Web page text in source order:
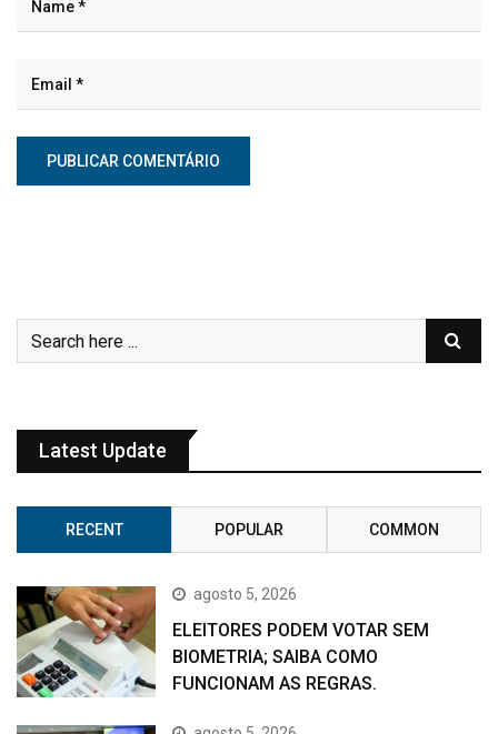
Latest Update
RECENT POPULAR COMMON
agosto 5, 2026
ELEITORES PODEM VOTAR SEM
BIOMETRIA; SAIBA COMO
FUNCIONAM AS REGRAS.